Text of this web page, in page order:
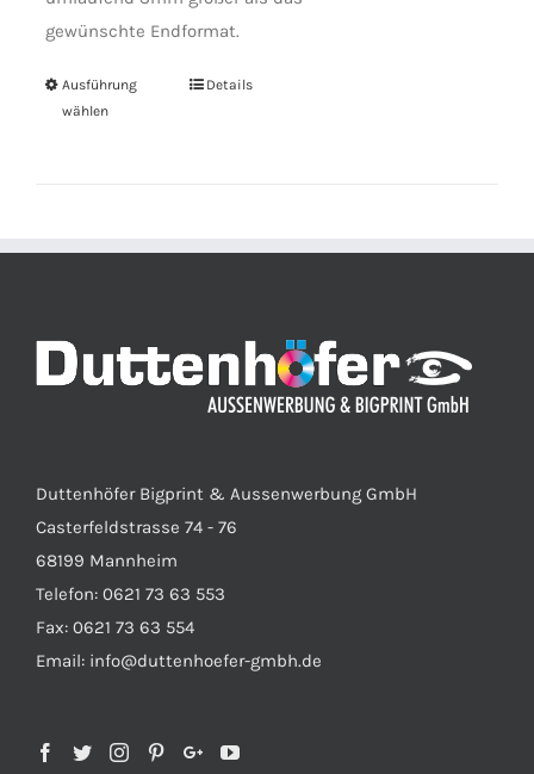
gewünschte Endformat.
Ausführung
wählen
Details
Duttenhöfer Bigprint & Aussenwerbung GmbH
Casterfeldstrasse 74 - 76
68199 Mannheim
Telefon: 0621 73 63 553
Fax: 0621 73 63 554
Email: info@duttenhoefer-gmbh.de